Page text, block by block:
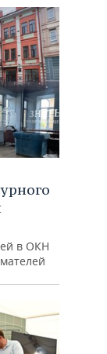
в ОКН